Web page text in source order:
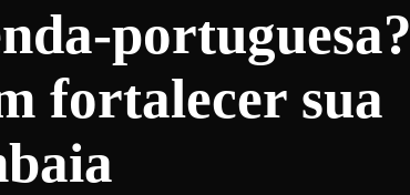
portuguesa?
fortalecer sua